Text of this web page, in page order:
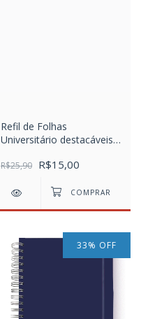
Refil de Folhas
Universitário destacáveis
Caderno SMART
R$25,90 R$15,00
33% OFF